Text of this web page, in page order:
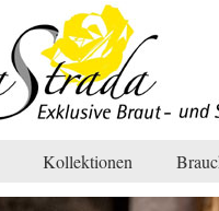
Kollektionen